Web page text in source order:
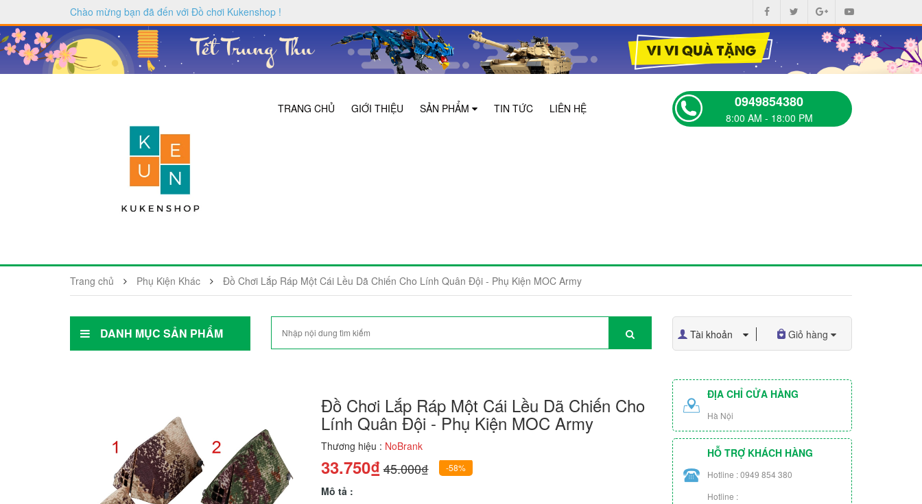
Chào mừng bạn đã đến với Đồ chơi Kukenshop !
TRANG CHỦ GIỚI THIỆU SẢN PHẨM TIN TỨC LIÊN HỆ 0949854380
8:00 AM - 18:00 PM
Trang chủ Phụ Kiện Khác Đồ Chơi Lắp Ráp Một Cái Lều Dã Chiến Cho Lính Quân Đội - Phụ Kiện MOC Army
DANH MỤC SẢN PHẨM Tài khoản Giỏ hàng
Đồ Chơi Lắp Ráp Một Cái Lều Dã Chiến Cho
Lính Quân Đội - Phụ Kiện MOC Army
Thương hiệu : NoBrank
33.750₫45.000₫ -58%
Mô tả :
ĐỊA CHỈ CỬA HÀNG
Hà Nội
HỖ TRỢ KHÁCH HÀNG
Hotline : 0949 854 380
Hotline :